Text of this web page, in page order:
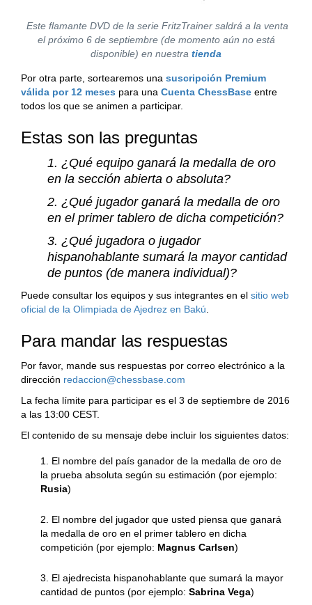
Este flamante DVD de la serie FritzTrainer saldrá a la venta
el próximo 6 de septiembre (de momento aún no está
disponible) en nuestra tienda
Por otra parte, sortearemos una suscripción Premium
válida por 12 meses para una Cuenta ChessBase entre
todos los que se animen a participar.
Estas son las preguntas
1. ¿Qué equipo ganará la medalla de oro
en la sección abierta o absoluta?
2. ¿Qué jugador ganará la medalla de oro
en el primer tablero de dicha competición?
3. ¿Qué jugadora o jugador
hispanohablante sumará la mayor cantidad
de puntos (de manera individual)?
Puede consultar los equipos y sus integrantes en el sitio web
oficial de la Olimpiada de Ajedrez en Bakú
Para mandar las respuestas
Por favor, mande sus respuestas por correo electrónico a la
dirección redaccion@chessbase.com
La fecha límite para participar es el 3 de septiembre de 2016
a las 13:00 CEST.
El contenido de su mensaje debe incluir los siguientes datos:
1. El nombre del país ganador de la medalla de oro de
la prueba absoluta según su estimación (por ejemplo:
Rusia)
2. El nombre del jugador que usted piensa que ganará
la medalla de oro en el primer tablero en dicha
competición (por ejemplo: Magnus Carlsen)
3. El ajedrecista hispanohablante que sumará la mayor
cantidad de puntos (por ejemplo: Sabrina Vega)